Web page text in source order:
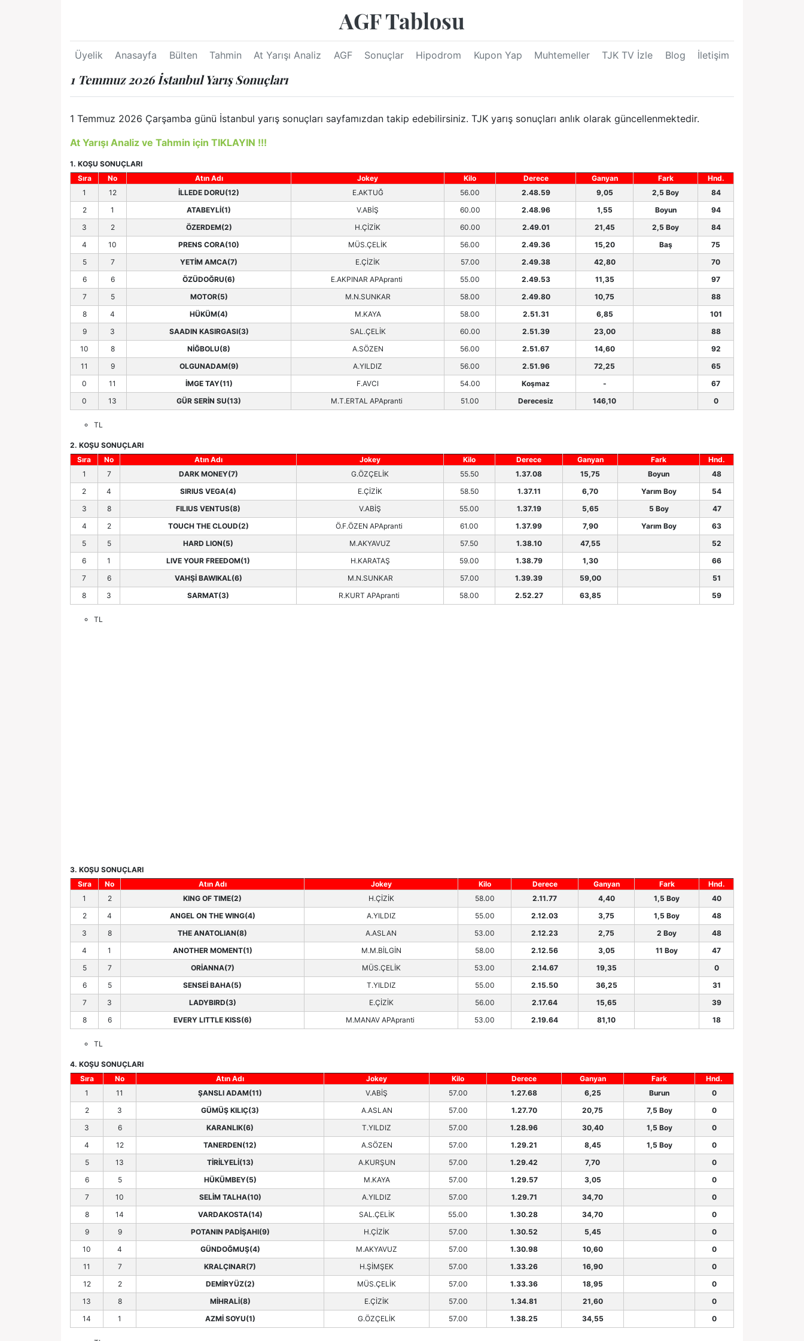
AGF Tablosu
Üyelik Anasayfa Bülten Tahmin At Yarışı Analiz AGF Sonuçlar Hipodrom Kupon Yap Muhtemeller TJK TV İzle Blog İletişim
1 Temmuz 2026 İstanbul Yarış Sonuçları
1 Temmuz 2026 Çarşamba günü İstanbul yarış sonuçları sayfamızdan takip edebilirsiniz. TJK yarış sonuçları anlık olarak güncellenmektedir.
At Yarışı Analiz ve Tahmin için TIKLAYIN !!!
1. KOŞU SONUÇLARI
Sıra
No Atın Adı Jokey Kilo Derece Ganyan Fark
Hnd.
1
12 İLLEDE DORU(12) E.AKTUĞ 56.00 2.48.59 9,05 2,5 Boy
84
2
1 ATABEYLİ(1) V.ABİŞ 60.00 2.48.96 1,55 Boyun
94
3
2 ÖZERDEM(2) H.ÇİZİK 60.00 2.49.01 21,45 2,5 Boy
84
4
10 PRENS CORA(10) MÜS.ÇELİK 56.00 2.49.36 15,20 Baş
75
5
7 YETİM AMCA(7) E.ÇİZİK 57.00 2.49.38 42,80
70
6
6 ÖZÜDOĞRU(6) E.AKPINAR APApranti 55.00 2.49.53 11,35
97
7
5 MOTOR(5) M.N.SUNKAR 58.00 2.49.80 10,75
88
8
4 HÜKÜM(4) M.KAYA 58.00 2.51.31 6,85
101
9
3 SAADIN KASIRGASI(3) SAL.ÇELİK 60.00 2.51.39 23,00
88
10
8 NİĞBOLU(8) A.SÖZEN 56.00 2.51.67 14,60
92
11
9 OLGUNADAM(9) A.YILDIZ 56.00 2.51.96 72,25
65
0
11 İMGE TAY(11) F.AVCI 54.00 Koşmaz -
67
0
13 GÜR SERİN SU(13) M.T.ERTAL APApranti 51.00 Derecesiz 146,10 0
TL
2. KOŞU SONUÇLARI
Sıra
No Atın Adı Jokey Kilo Derece Ganyan Fark
Hnd.
1
7 DARK MONEY(7) G.ÖZÇELİK 55.50 1.37.08 15,75 Boyun
48
2
4 SIRIUS VEGA(4) E.ÇİZİK 58.50 1.37.11 6,70 Yarım Boy
54
3
8 FILIUS VENTUS(8) V.ABİŞ 55.00 1.37.19 5,65 5 Boy
47
4
2 TOUCH THE CLOUD(2) Ö.F.ÖZEN APApranti 61.00 1.37.99 7,90 Yarım Boy
63
5
5 HARD LION(5) M.AKYAVUZ 57.50 1.38.10 47,55
52
6
1 LIVE YOUR FREEDOM(1) H.KARATAŞ 59.00 1.38.79 1,30
66
7
6 VAHŞİ BAWIKAL(6) M.N.SUNKAR 57.00 1.39.39 59,00
51
8
3 SARMAT(3) R.KURT APApranti 58.00 2.52.27 63,85 59
TL
3. KOŞU SONUÇLARI
Sıra
No Atın Adı Jokey Kilo Derece Ganyan Fark
Hnd.
1
2 KING OF TIME(2) H.ÇİZİK 58.00 2.11.77 4,40 1,5 Boy
40
2
4 ANGEL ON THE WING(4) A.YILDIZ 55.00 2.12.03 3,75 1,5 Boy
48
3
8 THE ANATOLIAN(8) A.ASLAN 53.00 2.12.23 2,75 2 Boy
48
4
1 ANOTHER MOMENT(1) M.M.BİLGİN 58.00 2.12.56 3,05 11 Boy
47
5
7 ORİANNA(7) MÜS.ÇELİK 53.00 2.14.67 19,35
0
6
5 SENSEİ BAHA(5) T.YILDIZ 55.00 2.15.50 36,25
31
7
3 LADYBIRD(3) E.ÇİZİK 56.00 2.17.64 15,65
39
8
6 EVERY LITTLE KISS(6) M.MANAV APApranti 53.00 2.19.64 81,10 18
TL
4. KOŞU SONUÇLARI
Sıra
No Atın Adı Jokey Kilo Derece Ganyan Fark
Hnd.
1
11 ŞANSLI ADAM(11) V.ABİŞ 57.00 1.27.68 6,25 Burun
0
2
3 GÜMÜŞ KILIÇ(3) A.ASLAN 57.00 1.27.70 20,75 7,5 Boy
0
3
6 KARANLIK(6) T.YILDIZ 57.00 1.28.96 30,40 1,5 Boy
0
4
12 TANERDEN(12) A.SÖZEN 57.00 1.29.21 8,45 1,5 Boy
0
5
13 TİRİLYELİ(13) A.KURŞUN 57.00 1.29.42 7,70
0
6
5 HÜKÜMBEY(5) M.KAYA 57.00 1.29.57 3,05
0
7
10 SELİM TALHA(10) A.YILDIZ 57.00 1.29.71 34,70
0
8
14 VARDAKOSTA(14) SAL.ÇELİK 55.00 1.30.28 34,70
0
9
9 POTANIN PADİŞAHI(9) H.ÇİZİK 57.00 1.30.52 5,45
0
10
4 GÜNDOĞMUŞ(4) M.AKYAVUZ 57.00 1.30.98 10,60
0
11
7 KRALÇINAR(7) H.ŞİMŞEK 57.00 1.33.26 16,90
0
12
2 DEMİRYÜZ(2) MÜS.ÇELİK 57.00 1.33.36 18,95
0
13
8 MİHRALİ(8) E.ÇİZİK 57.00 1.34.81 21,60
0
14
1 AZMİ SOYU(1) G.ÖZÇELİK 57.00 1.38.25 34,55 0